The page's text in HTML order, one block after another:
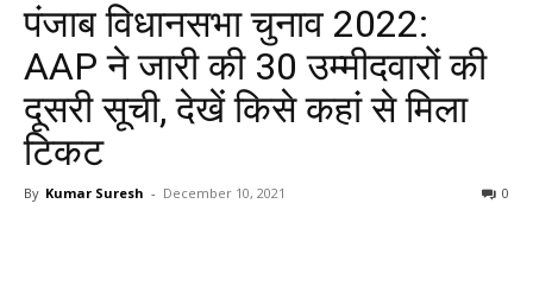
Reporter
पंजाब विधानसभा चुनाव 2022:
AAP ने जारी की 30 उम्मीदवारों की
दूसरी सूची, देखें किसे कहां से मिला
टिकट
By Kumar Suresh - December 10, 2021 0